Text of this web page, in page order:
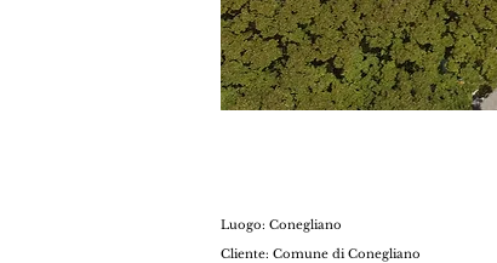
Luogo: Conegliano
Cliente: Comune di Conegliano